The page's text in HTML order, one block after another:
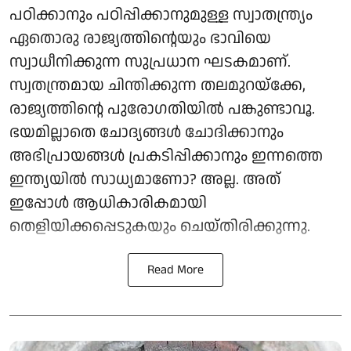
പഠിക്കാനും പഠിപ്പിക്കാനുമുള്ള സ്വാതന്ത്ര്യം
ഏതൊരു രാജ്യത്തിന്റെയും ഭാവിയെ
സ്വാധീനിക്കുന്ന സുപ്രധാന ഘടകമാണ്.
സ്വതന്ത്രമായ ചിന്തിക്കുന്ന തലമുറയ്ക്കേ,
രാജ്യത്തിന്റെ പുരോഗതിയിൽ പങ്കുണ്ടാവൂ.
ഭയമില്ലാതെ ചോദ്യങ്ങൾ ചോദിക്കാനും
അഭിപ്രായങ്ങൾ പ്രകടിപ്പിക്കാനും ഇന്നത്തെ
ഇന്ത്യയിൽ സാധ്യമാണോ? അല്ല. അത്
ഇപ്പോൾ ആധികാരികമായി
തെളിയിക്കപ്പെടുകയും ചെയ്തിരിക്കുന്നു.
Read More